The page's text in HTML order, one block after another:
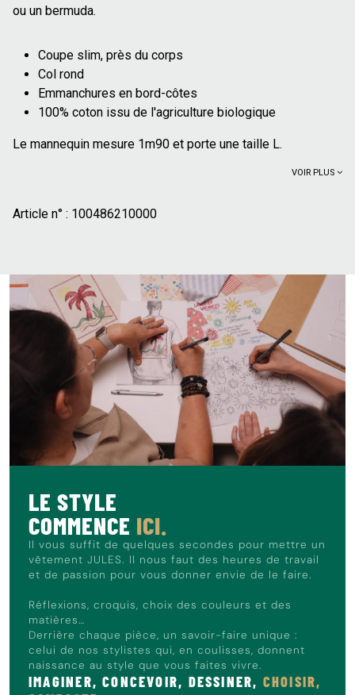
ou un bermuda.
Coupe slim, près du corps
Col rond
Emmanchures en bord-côtes
100% coton issu de l'agriculture biologique
Le mannequin mesure 1m90 et porte une taille L.
VOIR PLUS
Article n° : 100486210000
LE STYLE
COMMENCE ICI.
Il vous suffit de quelques secondes pour mettre un
vêtement JULES. Il nous faut des heures de travail
et de passion pour vous donner envie de le faire.
Réflexions, croquis, choix des couleurs et des
matières…
Derrière chaque pièce, un savoir-faire unique :
celui de nos stylistes qui, en coulisses, donnent
naissance au style que vous faites vivre.
IMAGINER, CONCEVOIR, DESSINER, CHOISIR,